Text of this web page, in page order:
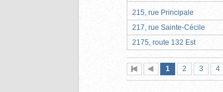
215, rue Principale
217, rue Sainte-Cécile
2175, route 132 Est
Première
page
Page
précédente
Page
1 (page
actuelle)
Page
2 Page
3 4